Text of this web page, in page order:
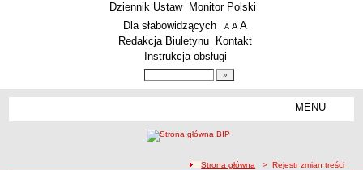
Dziennik Ustaw
Monitor Polski
Menu dodatkowe
Dla słabowidzących A pomniejsz czcionkę
A standardowy rozmiar czcionki
A
Redakcja Biuletynu
Kontakt
Instrukcja obsługi
MENU
ścieżka nawigacji
Strona główna > Rejestr zmian treści